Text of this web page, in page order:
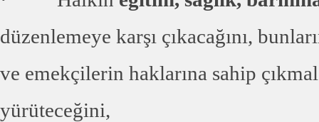
düzenlemeye karşı çıkacağını,
ve emekçilerin haklarına sahip
yürüteceğini,